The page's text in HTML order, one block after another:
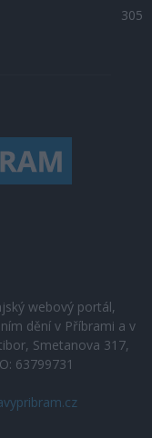
305
webový portál,
dění v Příbrami a v
Smetanova 317,
63799731